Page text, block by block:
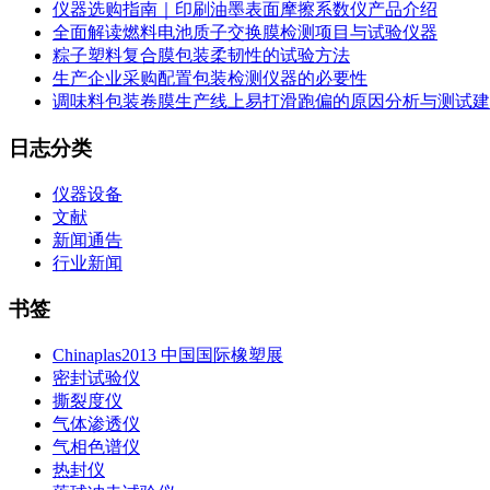
仪器选购指南｜印刷油墨表面摩擦系数仪产品介绍
全面解读燃料电池质子交换膜检测项目与试验仪器
粽子塑料复合膜包装柔韧性的试验方法
生产企业采购配置包装检测仪器的必要性
调味料包装卷膜生产线上易打滑跑偏的原因分析与测试
日志分类
仪器设备
文献
新闻通告
行业新闻
书签
Chinaplas2013 中国国际橡塑展
密封试验仪
撕裂度仪
气体渗透仪
气相色谱仪
热封仪